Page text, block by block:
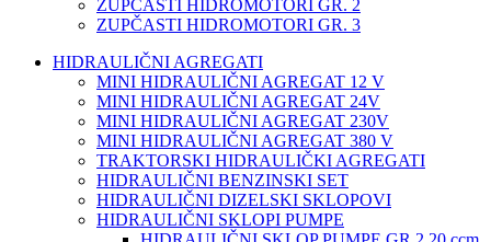
ZUPČASTI HIDROMOTORI GR. 2
ZUPČASTI HIDROMOTORI GR. 3
HIDRAULIČNI AGREGATI
MINI HIDRAULIČNI AGREGAT 12 V
MINI HIDRAULIČNI AGREGAT 24V
MINI HIDRAULIČNI AGREGAT 230V
MINI HIDRAULIČNI AGREGAT 380 V
TRAKTORSKI HIDRAULIČKI AGREGATI
HIDRAULIČNI BENZINSKI SET
HIDRAULIČNI DIZELSKI SKLOPOVI
HIDRAULIČNI SKLOPI PUMPE